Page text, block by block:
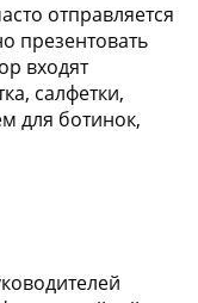
отправляется
презентовать
входят
салфетки,
для ботинок,